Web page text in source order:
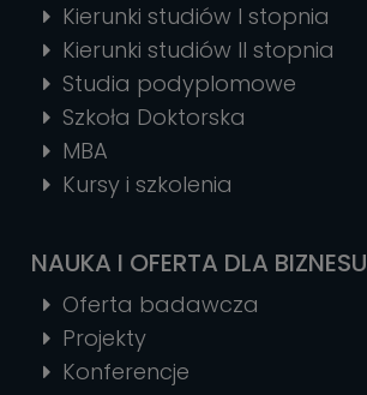
Kierunki studiów I stopnia
Kierunki studiów II stopnia
Studia podyplomowe
Szkoła Doktorska
MBA
Kursy i szkolenia
NAUKA I OFERTA DLA BIZNESU
Oferta badawcza
Projekty
Konferencje